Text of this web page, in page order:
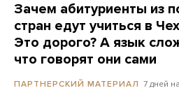
Зачем абитуриенты из
стран едут учиться в
Это дорого? А язык
что говорят они сами
ПАРТНЕРСКИЙ МАТЕРИАЛ 7 дней